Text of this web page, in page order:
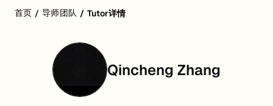
首页 / 导师团队 / Tutor详情
Qincheng Zhang